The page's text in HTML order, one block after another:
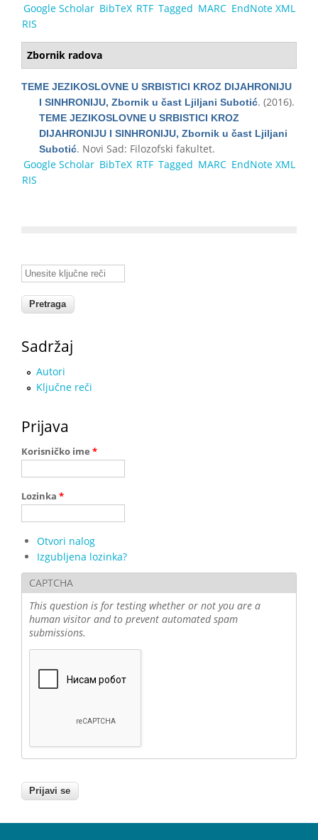
Google Scholar BibTeX RTF Tagged MARC EndNote XML
RIS
Zbornik radova
TEME JEZIKOSLOVNE U SRBISTICI KROZ DIJAHRONIJU
I SINHRONIJU, Zbornik u čast Ljiljani Subotić. (2016).
TEME JEZIKOSLOVNE U SRBISTICI KROZ
DIJAHRONIJU I SINHRONIJU, Zbornik u čast Ljiljani
Subotić. Novi Sad: Filozofski fakultet.
Google Scholar BibTeX RTF Tagged MARC EndNote XML
RIS
Unesite ključne reči
Sadržaj
Autori
Ključne reči
Prijava
Korisničko ime *
Lozinka *
Otvori nalog
Izgubljena lozinka?
CAPTCHA
This question is for testing whether or not you are a
human visitor and to prevent automated spam
submissions.